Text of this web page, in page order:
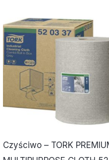
Czyściwo – TORK